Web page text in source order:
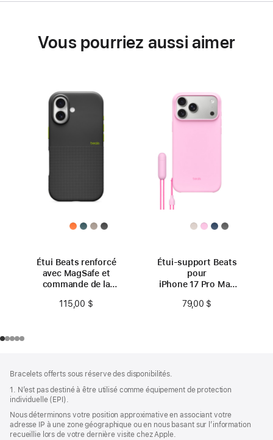
Vous pourriez aussi aimer
Étui Beats renforcé
avec MagSafe et
commande de la
iPhone 17 - Noir
115,00 $
Étui-support Beats
pour
iPhone 17 Pro Max
commande de la
79,00 $
de
page
de
bas
de
page
Bracelets offerts sous réserve des disponibilités.
1. N’est pas destiné à être utilisé comme équipement de protection
individuelle (EPI).
Nous déterminons votre position approximative en associant votre
adresse IP à une zone géographique ou en nous basant sur l’information
recueillie lors de votre dernière visite chez Apple.